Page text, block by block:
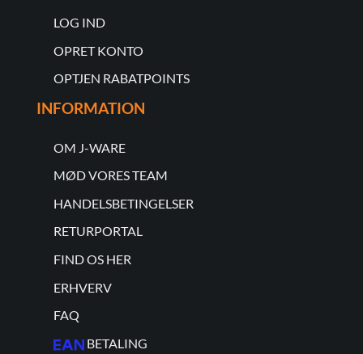
LOG IND
OPRET KONTO
OPTJEN RABATPOINTS
INFORMATION
OM J-WARE
MØD VORES TEAM
HANDELSBETINGELSER
RETURPORTAL
FIND OS HER
ERHVERV
FAQ
BETALING